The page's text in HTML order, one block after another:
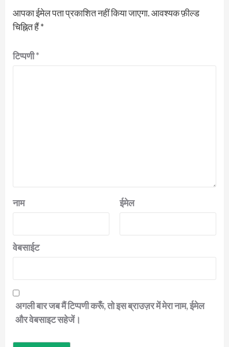
आपका ईमेल पता प्रकाशित नहीं किया जाएगा.आवश्यक फ़ील्ड
चिह्नित हैं*
टिप्पणी*
नाम ईमेल
वेबसाईट
अगली बार जब मैं टिप्पणी करूँ, तो इस ब्राउज़र में मेरा नाम, ईमेल
और वेबसाइट सहेजें।